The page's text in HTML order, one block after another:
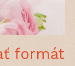
formát